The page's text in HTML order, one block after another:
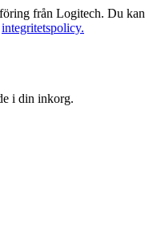
från Logitech. Du kan
integritetspolicy.
i din inkorg.